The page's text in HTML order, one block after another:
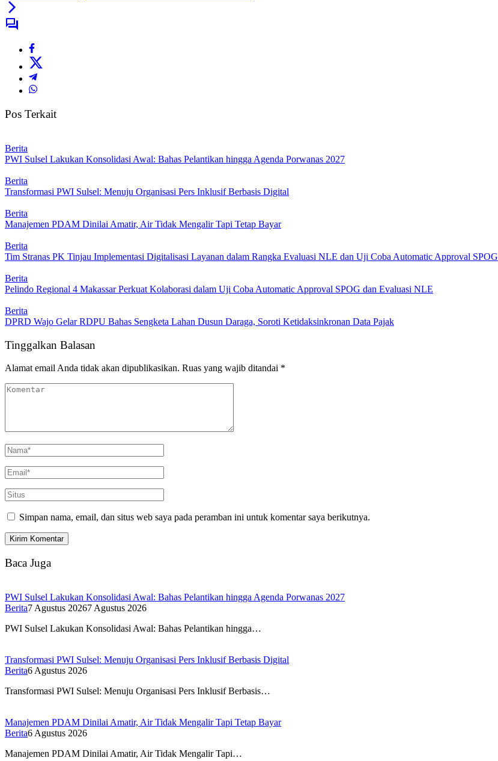
Pos Terkait
Berita
PWI Sulsel Lakukan Konsolidasi Awal: Bahas Pelantikan hingga Agenda Porwanas 2027
Berita
Transformasi PWI Sulsel: Menuju Organisasi Pers Inklusif Berbasis Digital
Berita
Manajemen PDAM Dinilai Amatir, Air Tidak Mengalir Tapi Tetap Bayar
Berita
Tim Stranas PK Tinjau Implementasi Digitalisasi Layanan dalam Rangka Evaluasi NLE dan Uji Coba Automatic Approval SPOG
Berita
Pelindo Regional 4 Makassar Perkuat Kolaborasi dalam Uji Coba Automatic Approval SPOG dan Evaluasi NLE
Berita
DPRD Wajo Gelar RDPU Bahas Sengketa Lahan Dusun Daraga, Soroti Ketidaksinkronan Data Pajak
Tinggalkan Balasan
Alamat email Anda tidak akan dipublikasikan. Ruas yang wajib ditandai *
Simpan nama, email, dan situs web saya pada peramban ini untuk komentar saya berikutnya.
Baca Juga
PWI Sulsel Lakukan Konsolidasi Awal: Bahas Pelantikan hingga Agenda Porwanas 2027
Berita7 Agustus 20267 Agustus 2026
PWI Sulsel Lakukan Konsolidasi Awal: Bahas Pelantikan hingga…
Transformasi PWI Sulsel: Menuju Organisasi Pers Inklusif Berbasis Digital
Berita6 Agustus 2026
Transformasi PWI Sulsel: Menuju Organisasi Pers Inklusif Berbasis…
Manajemen PDAM Dinilai Amatir, Air Tidak Mengalir Tapi Tetap Bayar
Berita6 Agustus 2026
Manajemen PDAM Dinilai Amatir, Air Tidak Mengalir Tapi…